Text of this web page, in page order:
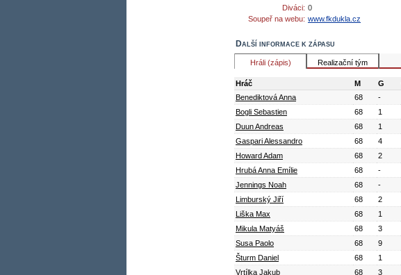
Diváci: 0
Soupeř na webu: www.fkdukla.cz
Další informace k zápasu
Hráli (zápis) Realizační tým
Hráč M G
Benediktová Anna
68 -
Bogli Sebastien
68 1
Duun Andreas
68 1
Gaspari Alessandro
68 4
Howard Adam
68 2
Hrubá Anna Emílie
68 -
Jennings Noah
68 -
Limburský Jiří
68 2
Liška Max
68 1
Mikula Matyáš
68 3
Susa Paolo
68 9
Šturm Daniel
68 1
Vrtílka Jakub
68 3